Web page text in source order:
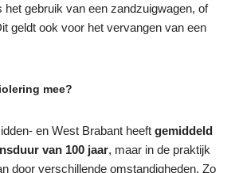
het gebruik van een zandzuigwagen, of
geldt ook voor het vervangen van een
mee?
en West Brabant heeft gemiddeld
van 100 jaar, maar in de praktijk
door verschillende omstandigheden. Zo